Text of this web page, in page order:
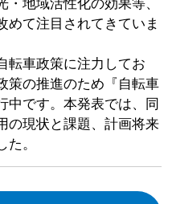
地域活性化の効果等、
めて注目されてきていま
転車政策に注力してお
策の推進のため『自転車
中です。本発表では、同
の現状と課題、計画将来
。